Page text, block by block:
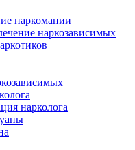
наркомании
наркозависимых
нарколога